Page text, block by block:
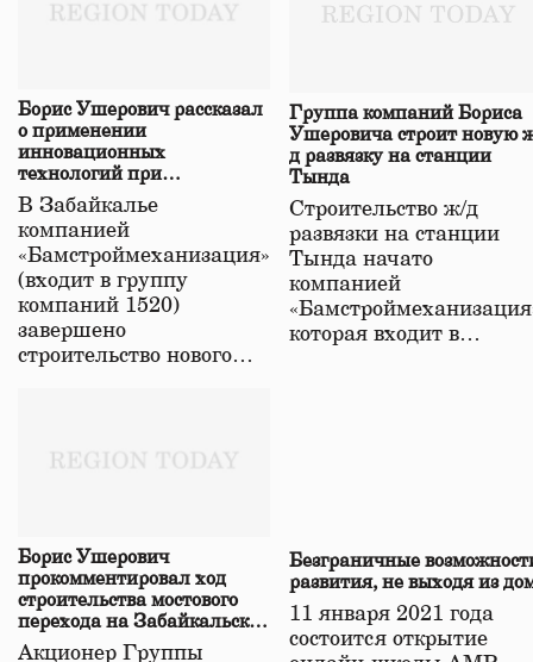
Борис Ушерович рассказал
о применении
инновационных
технологий при
строительстве нового моста
в Забайкалье
В Забайкалье
компанией
«Бамстроймеханизация»
(входит в группу
компаний 1520)
завершено
строительство нового…
Группа компаний Бориса
Ушеровича строит новую
д развязку на станции
Тында
Строительство ж/д
развязки на станции
Тында начато
компанией
которая входит в…
Борис Ушерович
прокомментировал ход
строительства мостового
перехода на Забайкальской
железной дороге
Акционер Группы
Безграничные
развития, не выходя из
11 января 2021 года
состоится открытие